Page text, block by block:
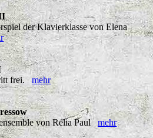
der Klavierklasse von Elena
frei.mehr
von Relia Paulmehr